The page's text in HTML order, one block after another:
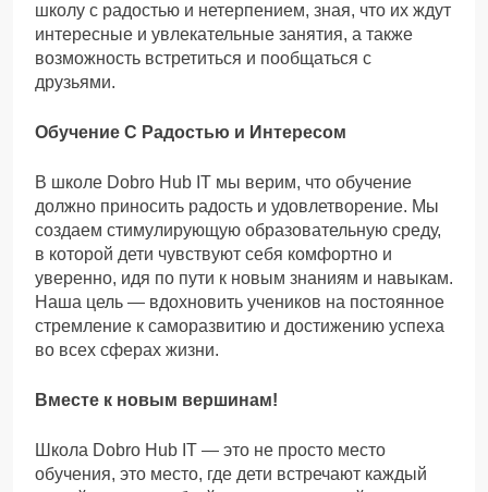
школу с радостью и нетерпением, зная, что их ждут
интересные и увлекательные занятия, а также
возможность встретиться и пообщаться с
друзьями.
Обучение С Радостью и Интересом
В школе Dobro Hub IT мы верим, что обучение
должно приносить радость и удовлетворение. Мы
создаем стимулирующую образовательную среду,
в которой дети чувствуют себя комфортно и
уверенно, идя по пути к новым знаниям и навыкам.
Наша цель — вдохновить учеников на постоянное
стремление к саморазвитию и достижению успеха
во всех сферах жизни.
Вместе к новым вершинам!
Школа Dobro Hub IT — это не просто место
обучения, это место, где дети встречают каждый